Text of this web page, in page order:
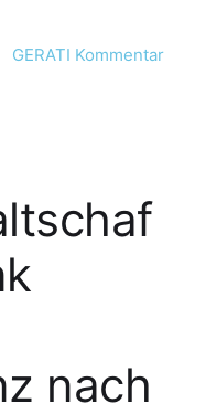
GERATI Kommentar
nach